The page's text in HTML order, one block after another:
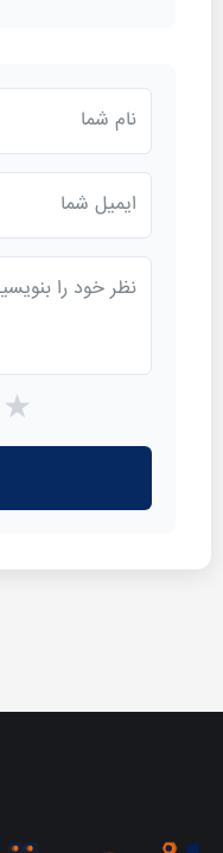
★